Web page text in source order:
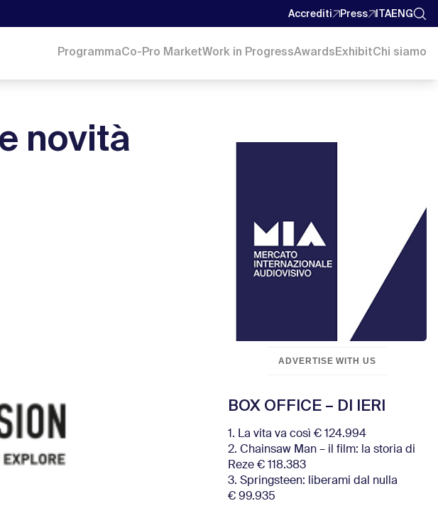
Accrediti Press ITAENG
ProgrammaCo-Pro MarketWork in ProgressAwardsExhibitChi siamo
novità
ADVERTISE WITH US
BOX OFFICE – DI IERI
1. La vita va così € 124.994
2. Chainsaw Man – il film: la storia di
Reze € 118.383
3. Springsteen: liberami dal nulla
€ 99.935